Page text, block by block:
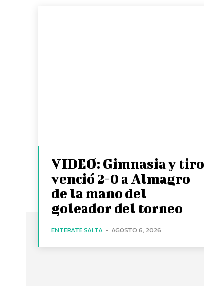
VIDEO: Gimnasia y tiro
venció 2-0 a Almagro
de la mano del
goleador del torneo
ENTERATE SALTA - AGOSTO 6, 2026